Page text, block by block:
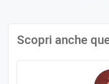
Scopri anche